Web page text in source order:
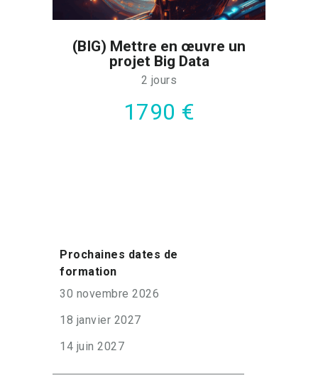
(BIG) Mettre en œuvre un
projet Big Data
2 jours
1790 €
Prochaines dates de
formation
30 novembre 2026
18 janvier 2027
14 juin 2027